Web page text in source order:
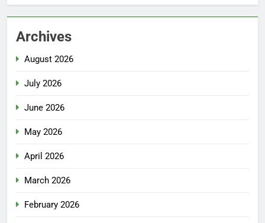
Archives
August 2026
July 2026
June 2026
May 2026
April 2026
March 2026
February 2026